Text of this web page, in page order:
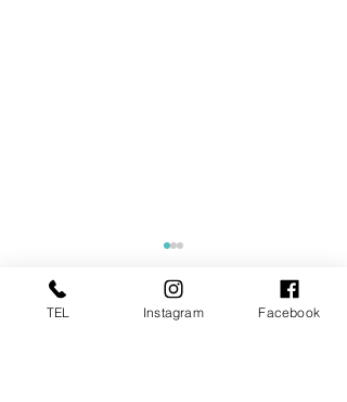
TEL Instagram Facebook